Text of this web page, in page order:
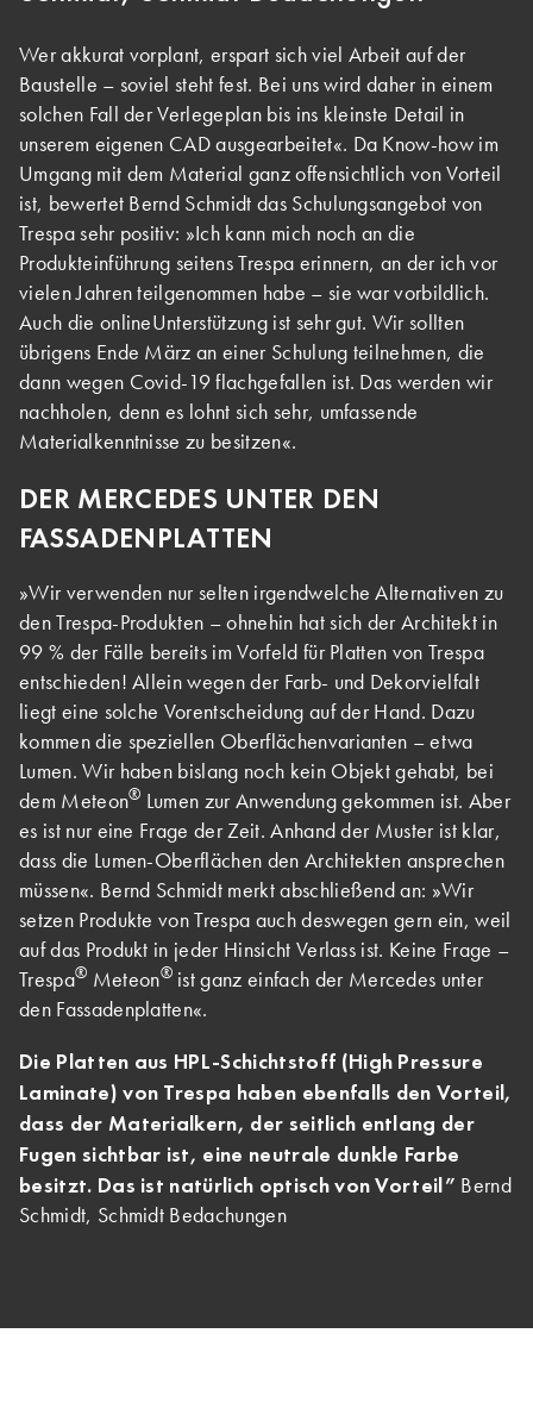
Wer akkurat vorplant, erspart sich viel Arbeit auf der
Baustelle – soviel steht fest. Bei uns wird daher in einem
solchen Fall der Verlegeplan bis ins kleinste Detail in
unserem eigenen CAD ausgearbeitet«. Da Know-how im
Umgang mit dem Material ganz offensichtlich von Vorteil
ist, bewertet Bernd Schmidt das Schulungsangebot von
Trespa sehr positiv: »Ich kann mich noch an die
Produkteinführung seitens Trespa erinnern, an der ich vor
vielen Jahren teilgenommen habe – sie war vorbildlich.
Auch die onlineUnterstützung ist sehr gut. Wir sollten
übrigens Ende März an einer Schulung teilnehmen, die
dann wegen Covid-19 flachgefallen ist. Das werden wir
nachholen, denn es lohnt sich sehr, umfassende
Materialkenntnisse zu besitzen«.
DER MERCEDES UNTER DEN
FASSADENPLATTEN
»Wir verwenden nur selten irgendwelche Alternativen zu
den Trespa-Produkten – ohnehin hat sich der Architekt in
99 % der Fälle bereits im Vorfeld für Platten von Trespa
entschieden! Allein wegen der Farb- und Dekorvielfalt
liegt eine solche Vorentscheidung auf der Hand. Dazu
kommen die speziellen Oberflächenvarianten – etwa
Lumen. Wir haben bislang noch kein Objekt gehabt, bei
dem Meteon® Lumen zur Anwendung gekommen ist. Aber
es ist nur eine Frage der Zeit. Anhand der Muster ist klar,
dass die Lumen-Oberflächen den Architekten ansprechen
müssen«. Bernd Schmidt merkt abschließend an: »Wir
setzen Produkte von Trespa auch deswegen gern ein, weil
auf das Produkt in jeder Hinsicht Verlass ist. Keine Frage –
Trespa® Meteon®ist ganz einfach der Mercedes unter
den Fassadenplatten«.
Die Platten aus HPL-Schichtstoff (High Pressure
Laminate) von Trespa haben ebenfalls den Vorteil,
dass der Materialkern, der seitlich entlang der
Fugen sichtbar ist, eine neutrale dunkle Farbe
besitzt. Das ist natürlich optisch von Vorteil” Bernd
Schmidt, Schmidt Bedachungen